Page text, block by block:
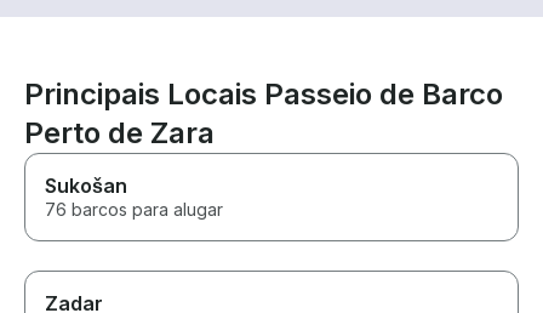
Principais Locais Passeio de Barco
Perto de Zara
Sukošan
76 barcos para alugar
Zadar